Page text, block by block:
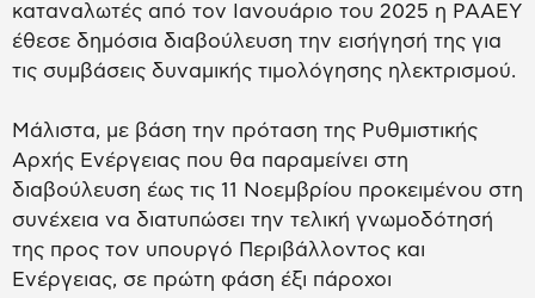
καταναλωτές από τον Ιανουάριο του 2025 η ΡΑΑΕΥ
έθεσε δημόσια διαβούλευση την εισήγησή της για
τις συμβάσεις δυναμικής τιμολόγησης ηλεκτρισμού.
Μάλιστα, με βάση την πρόταση της Ρυθμιστικής
Αρχής Ενέργειας που θα παραμείνει στη
διαβούλευση έως τις 11 Νοεμβρίου προκειμένου στη
συνέχεια να διατυπώσει την τελική γνωμοδότησή
της προς τον υπουργό Περιβάλλοντος και
Ενέργειας, σε πρώτη φάση έξι πάροχοι